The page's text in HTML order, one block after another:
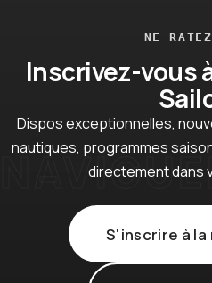
NE
Inscrivez-vous
Dispos exceptionnelles,
nautiques, programmes
directement dans
S'inscrire à